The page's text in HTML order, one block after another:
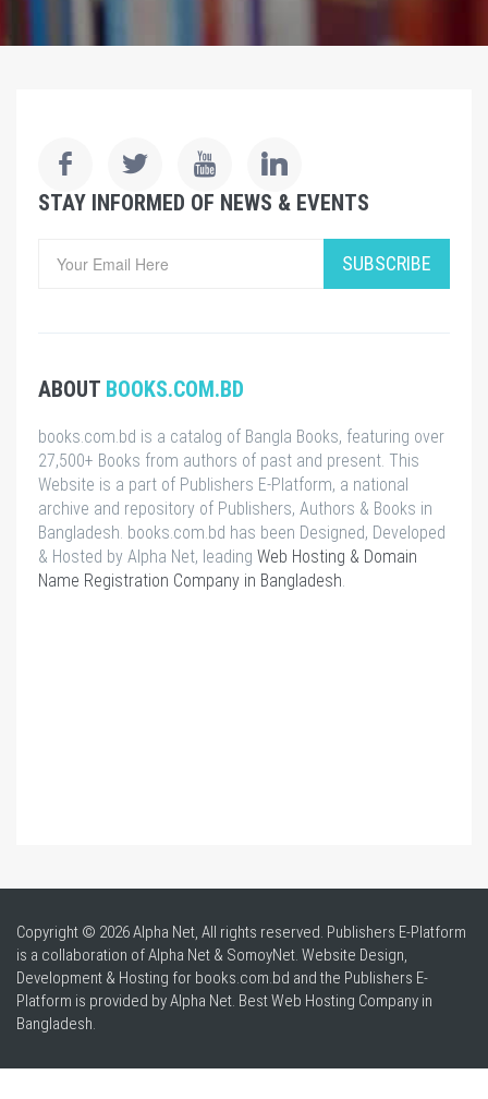
STAY INFORMED OF NEWS & EVENTS
SUBSCRIBE
ABOUT BOOKS.COM.BD
books.com.bd is a catalog of Bangla Books, featuring over
27,500+ Books from authors of past and present. This
Website is a part of Publishers E-Platform, a national
archive and repository of Publishers, Authors & Books in
Bangladesh. books.com.bd has been Designed, Developed
& Hosted by Alpha Net, leading Web Hosting & Domain
Name Registration Company in Bangladesh.
Copyright © 2026 Alpha Net, All rights reserved. Publishers E-Platform
is a collaboration of Alpha Net & SomoyNet. Website Design,
Development & Hosting for books.com.bd and the Publishers E-
Platform is provided by Alpha Net. BestWeb Hosting Company in
Bangladesh.